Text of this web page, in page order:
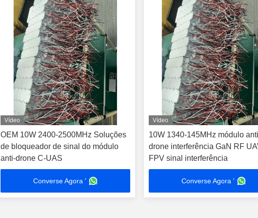
Vídeo
OEM 10W 2400-2500MHz Soluções
de bloqueador de sinal do módulo
anti-drone C-UAS
Converse Agora '
Vídeo
10W 1340-145MHz módulo
drone interferência GaN RF
FPV sinal interferência
Converse Agora '